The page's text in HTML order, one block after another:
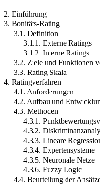
2. Einführung
3. Bonitäts-Rating
3.1. Definition
3.1.1. Externe Ratings
3.1.2. Interne Ratings
3.2. Ziele und Funktionen
3.3. Rating Skala
4. Ratingverfahren
4.1. Anforderungen
4.2. Aufbau und
4.3. Methoden
4.3.1.
4.3.2.
4.3.3. Lineare
4.3.4. Expertensysteme
4.3.5. Neuronale Netze
4.3.6. Fuzzy Logic
4.4. Beurteilung der